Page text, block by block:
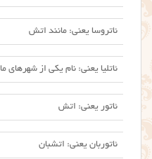
ئاتروسا یعنی: مانند اتش
ئاتلیا یعنی: نام یکی از شهرهای
ئاتور یعنی: اتش
ئاتوربان یعنی: اتشبان